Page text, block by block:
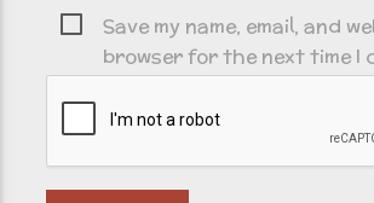
Save my name, email, and
browser for the next time I